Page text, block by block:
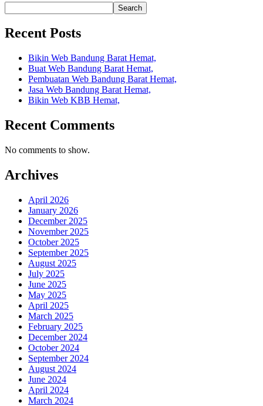
Search
Recent Posts
Bikin Web Bandung Barat Hemat,
Buat Web Bandung Barat Hemat,
Pembuatan Web Bandung Barat Hemat,
Jasa Web Bandung Barat Hemat,
Bikin Web KBB Hemat,
Recent Comments
No comments to show.
Archives
April 2026
January 2026
December 2025
November 2025
October 2025
September 2025
August 2025
July 2025
June 2025
May 2025
April 2025
March 2025
February 2025
December 2024
October 2024
September 2024
August 2024
June 2024
April 2024
March 2024